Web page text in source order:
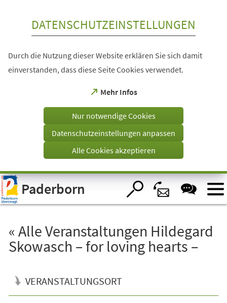
Visuelle
Assistenzsoftware
öffnen.
DATENSCHUTZEINSTELLUNGEN
Durch die Nutzung dieser Website erklären Sie sich damit
einverstanden, dass diese Seite Cookies verwendet.
Mehr Infos
(Öffnet
einem
Tab)
Nur notwendige Cookies
Datenschutzeinstellungen anpassen
Alle Cookies akzeptieren
Paderborn
« Alle Veranstaltungen Hildegard
Skowasch – for loving hearts –
VERANSTALTUNGSORT